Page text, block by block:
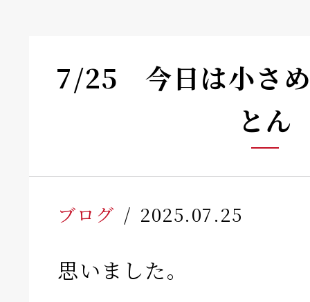
7/25 今日は小さ
とん
ブログ 2025.07.25
思いました。